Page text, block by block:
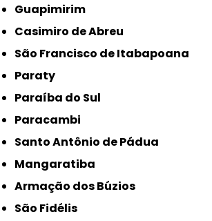
Guapimirim
Casimiro de Abreu
São Francisco de Itabapoana
Paraty
Paraíba do Sul
Paracambi
Santo Antônio de Pádua
Mangaratiba
Armação dos Búzios
São Fidélis